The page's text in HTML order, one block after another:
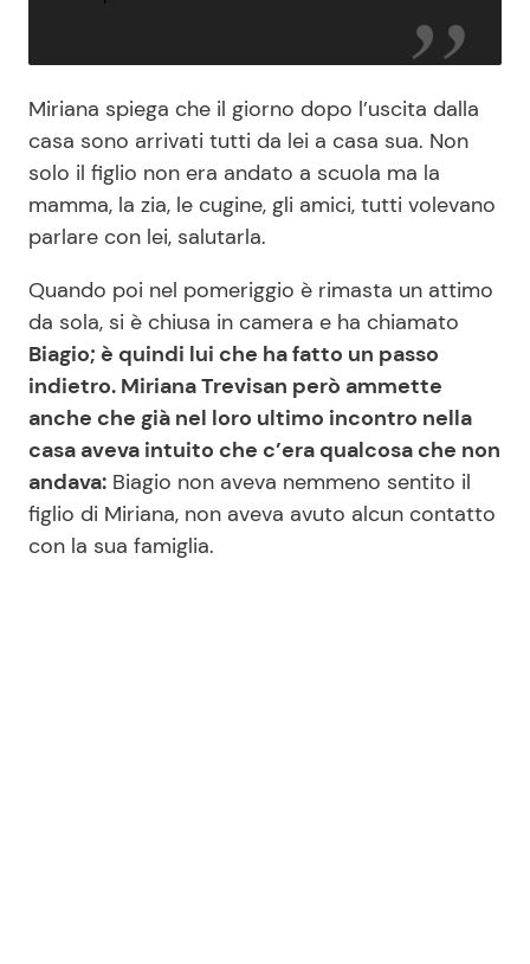
Miriana spiega che il giorno dopo l’uscita dalla
casa sono arrivati tutti da lei a casa sua. Non
solo il figlio non era andato a scuola ma la
mamma, la zia, le cugine, gli amici, tutti volevano
parlare con lei, salutarla.
Quando poi nel pomeriggio è rimasta un attimo
da sola, si è chiusa in camera e ha chiamato
Biagio; è quindi lui che ha fatto un passo
indietro. Miriana Trevisan però ammette
anche che già nel loro ultimo incontro nella
casa aveva intuito che c’era qualcosa che non
andava: Biagio non aveva nemmeno sentito il
figlio di Miriana, non aveva avuto alcun contatto
con la sua famiglia.